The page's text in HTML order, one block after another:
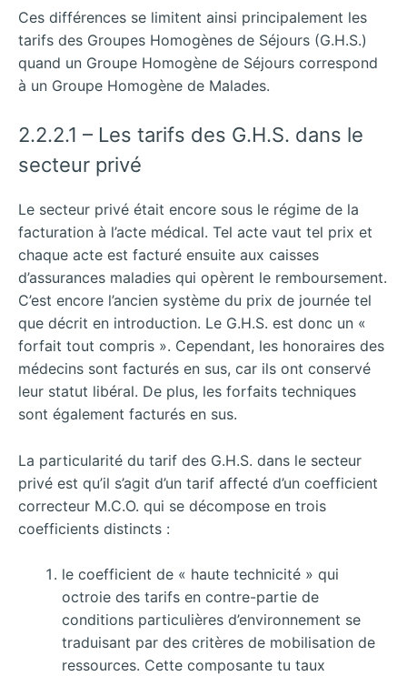
Ces différences se limitent ainsi principalement les
tarifs des Groupes Homogènes de Séjours (G.H.S.)
quand un Groupe Homogène de Séjours correspond
à un Groupe Homogène de Malades.
2.2.2.1 – Les tarifs des G.H.S. dans le
secteur privé
Le secteur privé était encore sous le régime de la
facturation à l’acte médical. Tel acte vaut tel prix et
chaque acte est facturé ensuite aux caisses
d’assurances maladies qui opèrent le remboursement.
C’est encore l’ancien système du prix de journée tel
que décrit en introduction. Le G.H.S. est donc un «
forfait tout compris ». Cependant, les honoraires des
médecins sont facturés en sus, car ils ont conservé
leur statut libéral. De plus, les forfaits techniques
sont également facturés en sus.
La particularité du tarif des G.H.S. dans le secteur
privé est qu’il s’agit d’un tarif affecté d’un coefficient
correcteur M.C.O. qui se décompose en trois
coefficients distincts :
le coefficient de « haute technicité » qui
octroie des tarifs en contre-partie de
conditions particulières d’environnement se
traduisant par des critères de mobilisation de
ressources. Cette composante tu taux